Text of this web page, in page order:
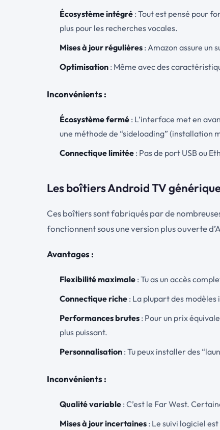
Écosystème intégré : Tout est pensé pour
plus pour les recherches vocales.
Mises à jour régulières : Amazon assure un
Optimisation : Même avec des
Inconvénients :
Écosystème fermé : L’interface met en
une méthode de “sideloading” (installation
Connectique limitée : Pas de port USB ou
Les boîtiers Android TV
Ces boîtiers sont fabriqués par de
fonctionnent sous une version plus ouverte
Avantages :
Flexibilité maximale : Tu as un accès
Connectique riche : La plupart des
Performances brutes : Pour un prix
plus puissant.
Personnalisation : Tu peux installer des
Inconvénients :
Qualité variable : C’est le Far West.
Mises à jour incertaines : Le suivi logiciel